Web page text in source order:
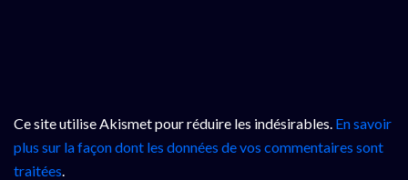
Ce site utilise Akismet pour réduire les indésirables. En savoir
plus sur la façon dont les données de vos commentaires sont
traitées.